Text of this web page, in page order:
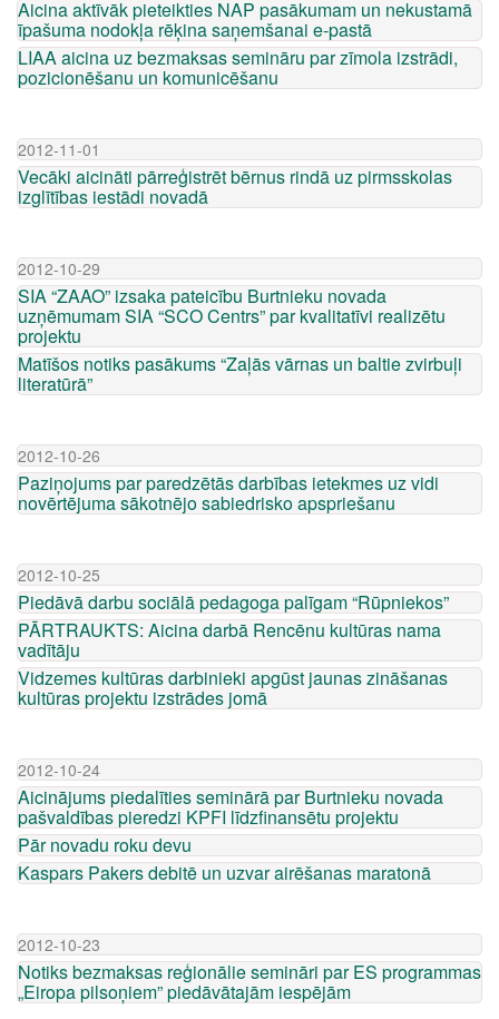
Aicina aktīvāk pieteikties NAP pasākumam un nekustamā
īpašuma nodokļa rēķina saņemšanai e-pastā
LIAA aicina uz bezmaksas semināru par zīmola izstrādi,
pozicionēšanu un komunicēšanu
2012-11-01
Vecāki aicināti pārreģistrēt bērnus rindā uz pirmsskolas
izglītības iestādi novadā
2012-10-29
SIA “ZAAO” izsaka pateicību Burtnieku novada
uzņēmumam SIA “SCO Centrs” par kvalitatīvi realizētu
projektu
Matīšos notiks pasākums “Zaļās vārnas un baltie zvirbuļi
literatūrā”
2012-10-26
Paziņojums par paredzētās darbības ietekmes uz vidi
novērtējuma sākotnējo sabiedrisko apspriešanu
2012-10-25
Piedāvā darbu sociālā pedagoga palīgam “Rūpniekos”
PĀRTRAUKTS: Aicina darbā Rencēnu kultūras nama
vadītāju
Vidzemes kultūras darbinieki apgūst jaunas zināšanas
kultūras projektu izstrādes jomā
2012-10-24
Aicinājums piedalīties seminārā par Burtnieku novada
pašvaldības pieredzi KPFI līdzfinansētu projektu
Pār novadu roku devu
Kaspars Pakers debitē un uzvar airēšanas maratonā
2012-10-23
Notiks bezmaksas reģionālie semināri par ES programmas
„Eiropa pilsoņiem” piedāvātajām iespējām